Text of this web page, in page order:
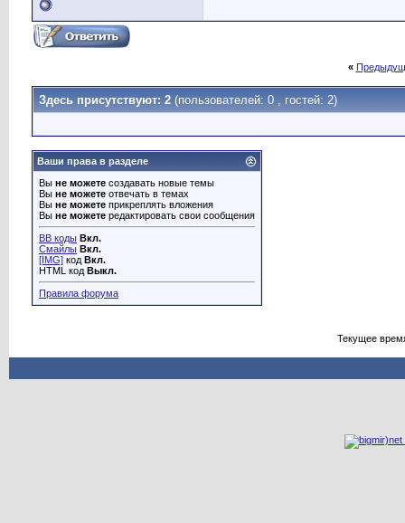
«
Здесь присутствуют: 2 (пользователей: 0 , гостей: 2)
Ваши права в разделе
Вы не можете создавать новые темы
Вы не можете отвечать в темах
Вы не можете прикреплять вложения
Вы не можете редактировать свои сообщения
BB коды Вкл.
Смайлы Вкл.
[IMG] код Вкл.
HTML код Выкл.
Правила форума
Текущее